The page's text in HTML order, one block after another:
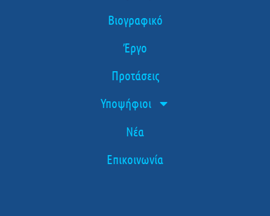
Βιογραφικό
Έργο
Προτάσεις
Υποψήφιοι
Νέα
Επικοινωνία